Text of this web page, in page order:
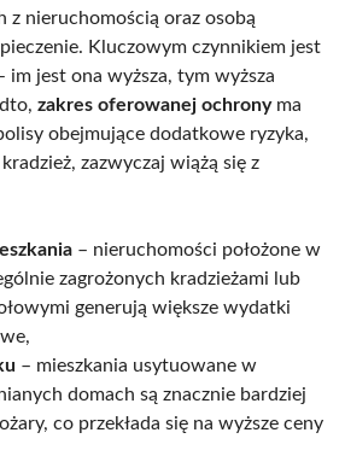
z nieruchomością oraz osobą
Kluczowym czynnikiem jest
im jest ona wyższa, tym wyższa
zakres oferowanej ochronyma
obejmujące dodatkowe ryzyka,
zazwyczaj wiążą się z
– nieruchomości położone w
zagrożonych kradzieżami lub
generują większe wydatki
– mieszkania usytuowane w
domach są znacznie bardziej
co przekłada się na wyższe ceny